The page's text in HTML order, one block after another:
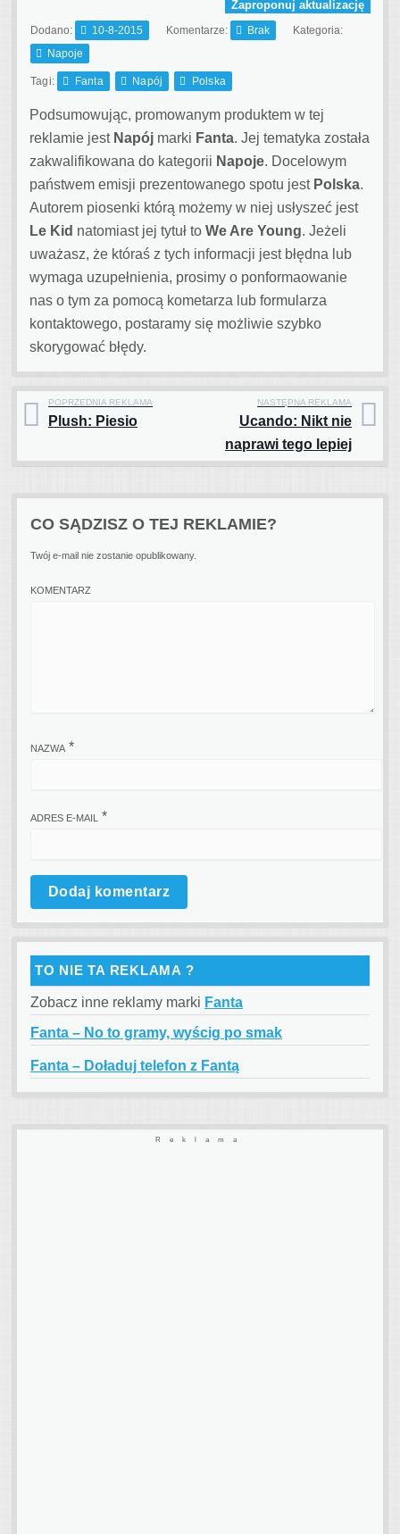
Zaproponuj aktualizację
Dodano: 10-8-2015 Komentarze: Brak
Kategoria:
Napoje
Tagi: Fanta Napój Polska
Podsumowując, promowanym produktem w tej
reklamie jest Napój marki Fanta. Jej tematyka została
zakwalifikowana do kategorii Napoje. Docelowym
państwem emisji prezentowanego spotu jest Polska.
Autorem piosenki którą możemy w niej usłyszeć jest
Le Kid natomiast jej tytuł to We Are Young. Jeżeli
uważasz, że któraś z tych informacji jest błędna lub
wymaga uzupełnienia, prosimy o ponformaowanie
nas o tym za pomocą kometarza lub formularza
kontaktowego, postaramy się możliwie szybko
skorygować błędy.
Post navigation
POPRZEDNIA REKLAMA
Plush: Piesio
NASTĘPNA REKLAMA
Ucando: Nikt nie
naprawi tego lepiej
CO SĄDZISZ O TEJ REKLAMIE?
Twój e-mail nie zostanie opublikowany.
KOMENTARZ
NAZWA *
ADRES E-MAIL *
TO NIE TA REKLAMA ?
Zobacz inne reklamy marki Fanta
Fanta – No to gramy, wyścig po smak
Fanta – Doładuj telefon z Fantą
Reklama